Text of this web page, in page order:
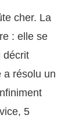
cher. La
: elle se
décrit
a résolu un
5